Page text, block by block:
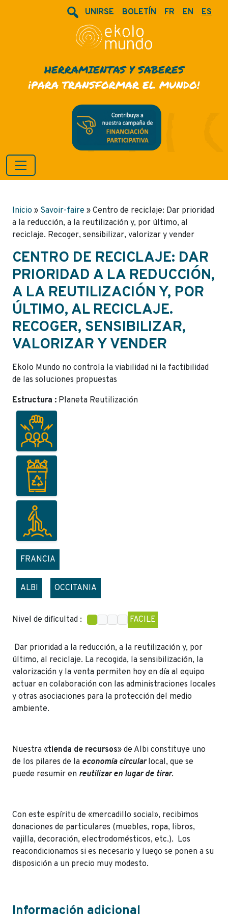
UNIRSE BOLETÍN FR EN ES
HERRAMIENTAS Y SABERES
¡PARA TRANSFORMAR EL MUNDO!
Inicio » Savoir-faire » Centro de reciclaje: Dar prioridad
a la reducción, a la reutilización y, por último, al
reciclaje. Recoger, sensibilizar, valorizar y vender
CENTRO DE RECICLAJE: DAR
PRIORIDAD A LA REDUCCIÓN,
A LA REUTILIZACIÓN Y, POR
ÚLTIMO, AL RECICLAJE.
RECOGER, SENSIBILIZAR,
VALORIZAR Y VENDER
Ekolo Mundo no controla la viabilidad ni la factibilidad
de las soluciones propuestas
Estructura : Planeta Reutilización
FRANCIA
ALBI OCCITANIA
Nivel de dificultad : FACILE
Dar prioridad a la reducción, a la reutilización y, por
último, al reciclaje. La recogida, la sensibilización, la
valorización y la venta permiten hoy en día al equipo
actuar en colaboración con las administraciones locales
y otras asociaciones para la protección del medio
ambiente.
Nuestra «tienda de recursos» de Albi constituye uno
de los pilares de la economía circularlocal, que se
puede resumir en reutilizar en lugar de tirar.
Con este espíritu de «mercadillo social», recibimos
donaciones de particulares (muebles, ropa, libros,
vajilla, decoración, electrodomésticos, etc.). Los
reacondicionamos si es necesario y luego se ponen a su
disposición a un precio muy modesto.